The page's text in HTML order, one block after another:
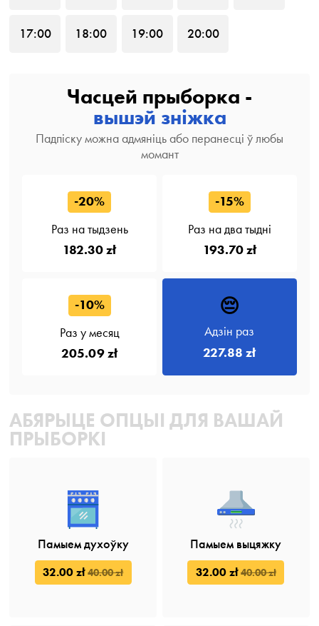
17:00 18:00 19:00 20:00
Часцей прыборка -
вышэй зніжка
Падпіску можна адмяніць або перанесці ў любы
момант
-20%
Раз на тыдзень
182.30 zł
-15%
Раз на два тыдні
193.70 zł
-10%
Раз у месяц
205.09 zł
😔
Адзін раз
227.88 zł
АБЯРЫЦЕ ОПЦЫІ ДЛЯ ВАШАЙ
ПРЫБОРКІ
Памыем духоўку
32.00 zł 40.00 zł
Памыем выцяжку
32.00 zł 40.00 zł